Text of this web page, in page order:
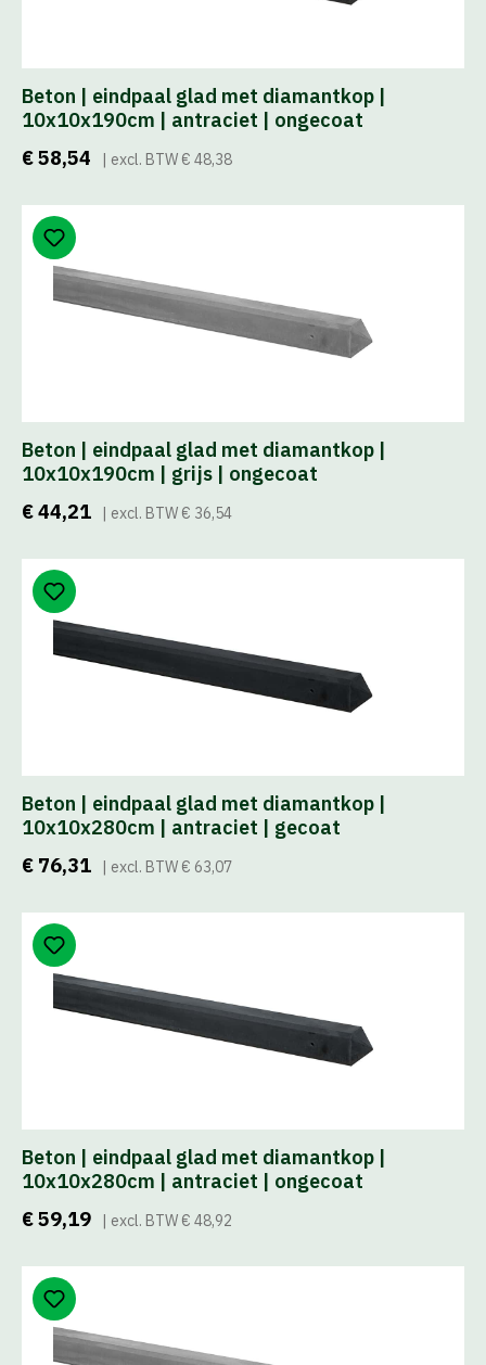
Beton | eindpaal glad met diamantkop |
10x10x190cm | antraciet | ongecoat
€ 58,54
| excl. BTW € 48,38
Beton | eindpaal glad met diamantkop |
10x10x190cm | grijs | ongecoat
€ 44,21
| excl. BTW € 36,54
Beton | eindpaal glad met diamantkop |
10x10x280cm | antraciet | gecoat
€ 76,31
| excl. BTW € 63,07
Beton | eindpaal glad met diamantkop |
10x10x280cm | antraciet | ongecoat
€ 59,19
| excl. BTW € 48,92